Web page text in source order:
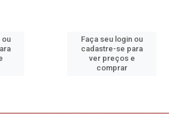
ou
Faça seu login ou
cadastre-se para
ver preços e
comprar